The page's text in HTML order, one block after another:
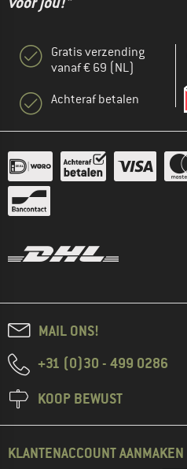
Gratis verzending
vanaf € 69 (NL)
Achteraf betalen
MAIL ONS!
+31 (0)30 - 499 0286
KOOP BEWUST
KLANTENACCOUNT AANMAKEN